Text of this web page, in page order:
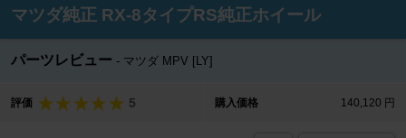
マツダ純正 RX-8タイプRS純正ホイール
パーツレビュー マツダ MPV [LY]
評価 5 購入価格 140,120 円